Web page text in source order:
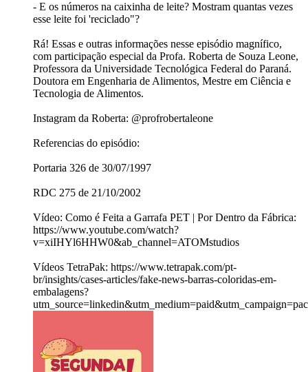
- E os números na caixinha de leite? Mostram quantas vezes
esse leite foi 'reciclado"?
Rá! Essas e outras informações nesse episódio magnífico,
com participação especial da Profa. Roberta de Souza Leone,
Professora da Universidade Tecnológica Federal do Paraná.
Doutora em Engenharia de Alimentos, Mestre em Ciência e
Tecnologia de Alimentos.
Instagram da Roberta: @profrobertaleone
Referencias do episódio:
Portaria 326 de 30/07/1997
RDC 275 de 21/10/2002
Vídeo: Como é Feita a Garrafa PET | Por Dentro da Fábrica:
https://www.youtube.com/watch?
v=xiIHYl6HHW0&ab_channel=ATOMstudios
Vídeos TetraPak: https://www.tetrapak.com/pt-
br/insights/cases-articles/fake-news-barras-coloridas-em-
embalagens?